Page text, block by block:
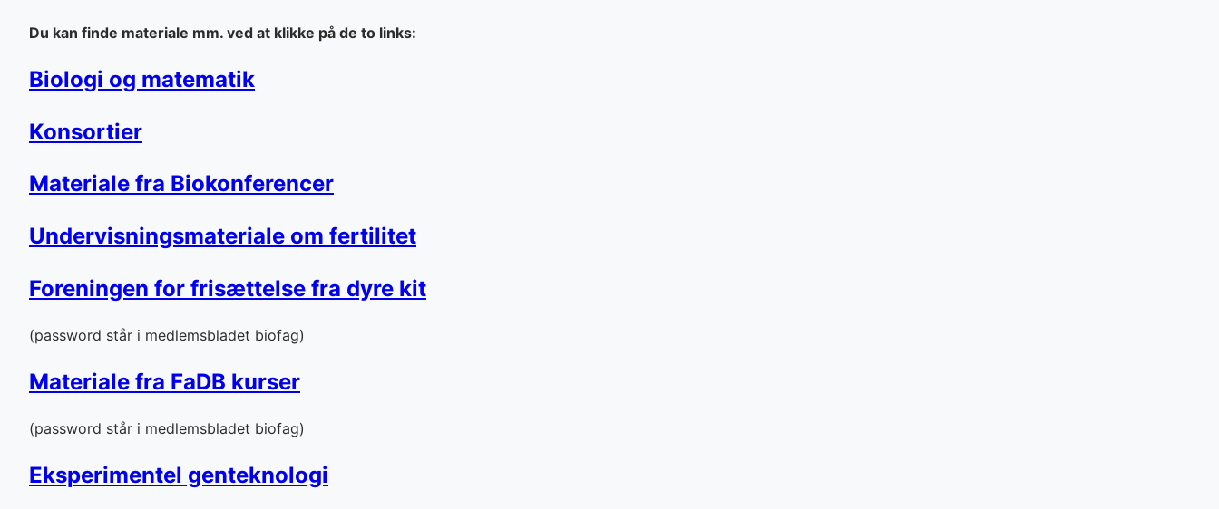
Du kan finde materiale mm. ved at klikke på de to links:
Biologi og matematik
Konsortier
Materiale fra Biokonferencer
Undervisningsmateriale om fertilitet
Foreningen for frisættelse fra dyre kit
(password står i medlemsbladet biofag)
Materiale fra FaDB kurser
(password står i medlemsbladet biofag)
Eksperimentel genteknologi